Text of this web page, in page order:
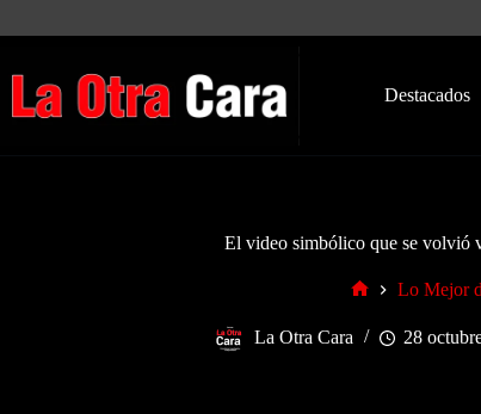
Destacados
El video simbólico que se volvió
Lo Mejor
La Otra Cara 28